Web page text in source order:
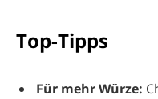
Top-Tipps
Für mehr Würze: